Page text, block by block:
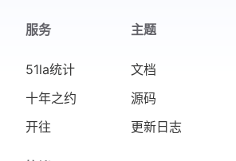
服务
51la统计
十年之约
开往
主题
文档
源码
更新日志